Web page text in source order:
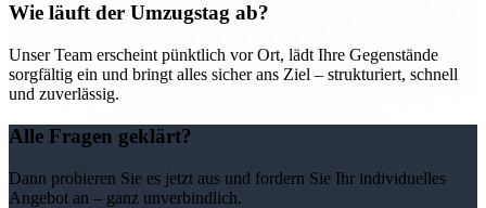
Wie läuft der Umzugstag ab?
Unser Team erscheint pünktlich vor Ort, lädt Ihre Gegenstände
sorgfältig ein und bringt alles sicher ans Ziel – strukturiert, schnell
und zuverlässig.
Alle Fragen geklärt?
Dann probieren Sie es jetzt aus und fordern Sie Ihr individuelles
Angebot an – ganz unverbindlich.